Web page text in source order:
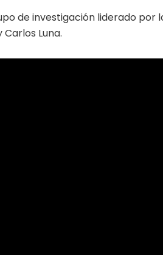
de investigación liderado por
Luna.